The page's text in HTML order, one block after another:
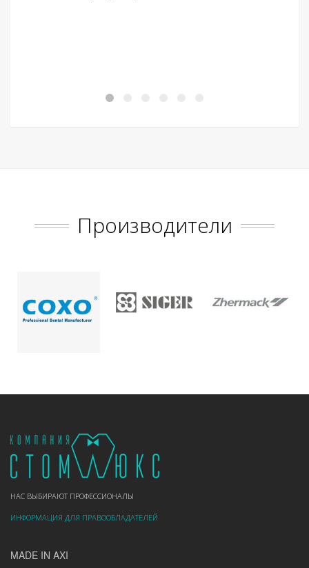
Производители
НАС ВЫБИРАЮТ ПРОФЕССИОНАЛЫ
ИНФОРМАЦИЯ ДЛЯ ПРАВООБЛАДАТЕЛЕЙ
MADE IN AXI